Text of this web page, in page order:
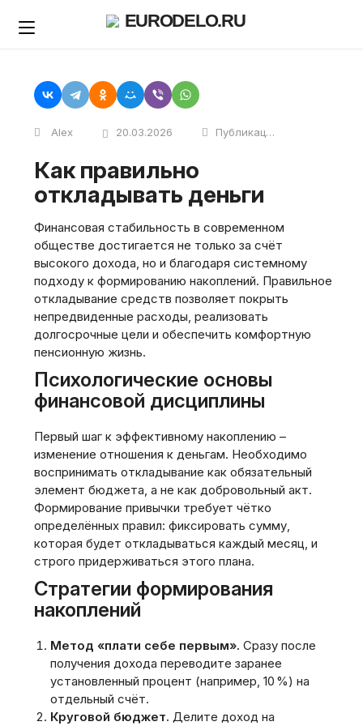
EURODELO.RU
Alex 20.03.2026 Публикации
Как правильно
откладывать деньги
Финансовая стабильность в современном
обществе достигается не только за счёт
высокого дохода, но и благодаря системному
подходу к формированию накоплений. Правильное
откладывание средств позволяет покрыть
непредвиденные расходы, реализовать
долгосрочные цели и обеспечить комфортную
пенсионную жизнь.
Психологические основы
финансовой дисциплины
Первый шаг к эффективному накоплению –
изменение отношения к деньгам. Необходимо
воспринимать откладывание как обязательный
элемент бюджета, а не как добровольный акт.
Формирование привычки требует чётко
определённых правил: фиксировать сумму,
которая будет откладываться каждый месяц, и
строго придерживаться этого плана.
Стратегии формирования
накоплений
Метод «плати себе первым». Сразу после
получения дохода переводите заранее
установленный процент (например, 10 %) на
отдельный счёт.
Круговой бюджет. Делите доход на